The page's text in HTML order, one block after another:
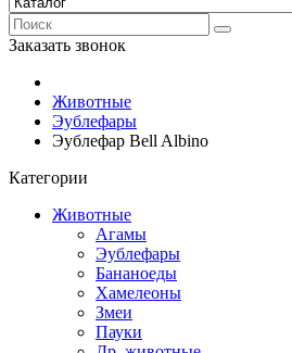
Заказать звонок
Животные
Эублефары
Эублефар Bell Albino
Категории
Животные
Агамы
Эублефары
Бананоеды
Хамелеоны
Змеи
Пауки